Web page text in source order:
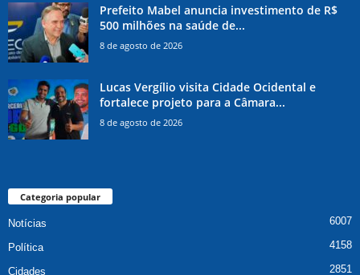
Prefeito Mabel anuncia investimento de R$
500 milhões na saúde de...
8 de agosto de 2026
Lucas Vergílio visita Cidade Ocidental e
fortalece projeto para a Câmara...
8 de agosto de 2026
Categoria popular
Notícias 6007
Política 4158
Cidades 2851